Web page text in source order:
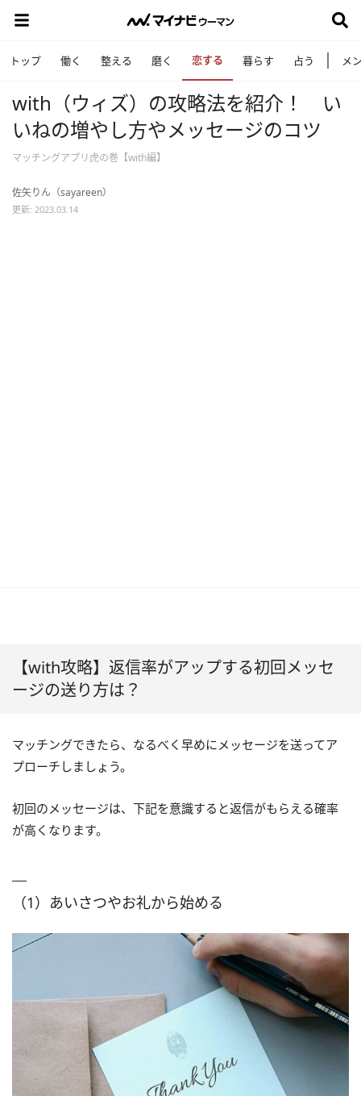
トップ 働く 整える 磨く 恋する 暮らす 占う メ
with（ウィズ）の攻略法を紹介！ い
いねの増やし方やメッセージのコツ
マッチングアプリ虎の巻【with編】
佐矢りん（sayareen）
更新: 2023.03.14
【with攻略】返信率がアップする初回メッセ
ージの送り方は？
マッチングできたら、なるべく早めにメッセージを送ってア
プローチしましょう。
初回のメッセージは、下記を意識すると返信がもらえる確率
が高くなります。
（1）あいさつやお礼から始める